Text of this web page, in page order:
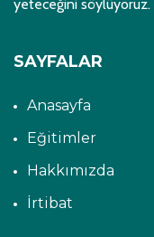
yeteceğini söylüyoruz.
SAYFALAR
Anasayfa
Eğitimler
Hakkımızda
İrtibat